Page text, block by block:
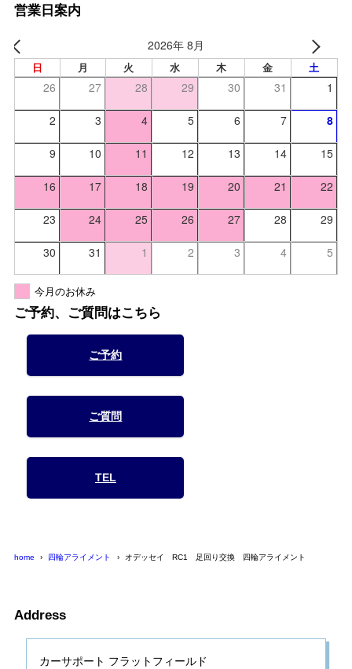
営業日案内
2026年 8月
日 月 火 水 木 金 土
26 27 28 29 30 31 1
2 3 4 5 6 7 8
9 10 11 12 13 14 15
16 17 18 19 20 21 22
23 24 25 26 27 28 29
30 31 1 2 3 4 5
今月のお休み
ご予約、ご質問はこちら
ご予約
ご質問
TEL
home 四輪アライメント オデッセイ RC1 足回り交換 四輪アライメント
Address
カーサポート フラットフィールド